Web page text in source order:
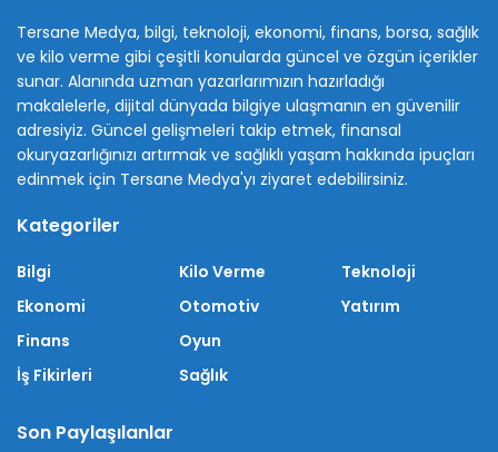
Tersane Medya, bilgi, teknoloji, ekonomi, finans, borsa, sağlık
ve kilo verme gibi çeşitli konularda güncel ve özgün içerikler
sunar. Alanında uzman yazarlarımızın hazırladığı
makalelerle, dijital dünyada bilgiye ulaşmanın en güvenilir
adresiyiz. Güncel gelişmeleri takip etmek, finansal
okuryazarlığınızı artırmak ve sağlıklı yaşam hakkında ipuçları
edinmek için Tersane Medya'yı ziyaret edebilirsiniz.
Kategoriler
Bilgi
Ekonomi
Finans
İş Fikirleri
Kilo Verme
Otomotiv
Oyun
Sağlık
Teknoloji
Yatırım
Son Paylaşılanlar